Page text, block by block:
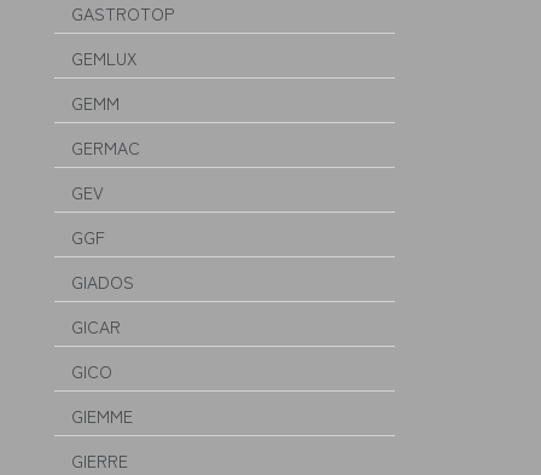
GASTROTOP
GEMLUX
GEMM
GERMAC
GEV
GGF
GIADOS
GICAR
GICO
GIEMME
GIERRE